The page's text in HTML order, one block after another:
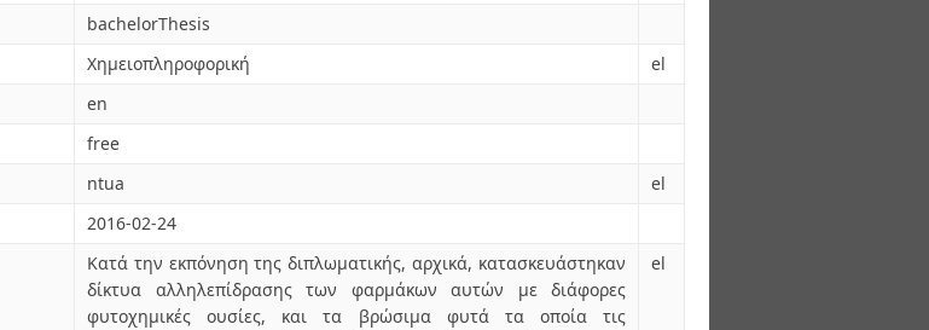
bachelorThesis
Χημειοπληροφορική
el
en
free
ntua
el
2016-02-24
Κατά την εκπόνηση της διπλωματικής, αρχικά, κατασκευάστηκαν
δίκτυα αλληλεπίδρασης των φαρμάκων αυτών με διάφορες
φυτοχημικές ουσίες, και τα βρώσιμα φυτά τα οποία τις
el